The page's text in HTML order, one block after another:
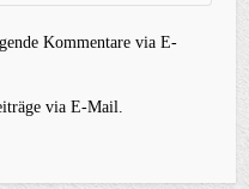
Kommentare via E-
via E-Mail.